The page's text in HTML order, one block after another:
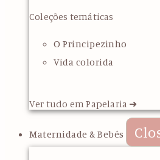
Coleções temáticas
O Principezinho
Vida colorida
Ver tudo em Papelaria ➜
Maternidade & Bebés